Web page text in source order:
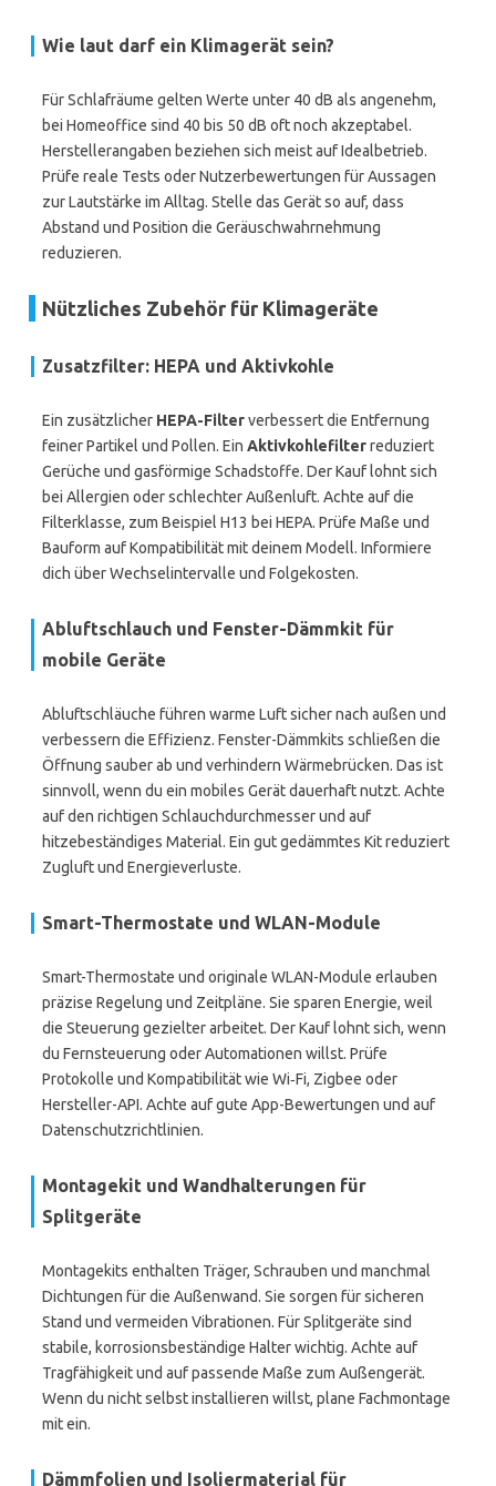
Wie laut darf ein Klimagerät sein?
Für Schlafräume gelten Werte unter 40 dB als angenehm,
bei Homeoffice sind 40 bis 50 dB oft noch akzeptabel.
Herstellerangaben beziehen sich meist auf Idealbetrieb.
Prüfe reale Tests oder Nutzerbewertungen für Aussagen
zur Lautstärke im Alltag. Stelle das Gerät so auf, dass
Abstand und Position die Geräuschwahrnehmung
reduzieren.
Nützliches Zubehör für Klimageräte
Zusatzfilter: HEPA und Aktivkohle
Ein zusätzlicher HEPA-Filterverbessert die Entfernung
feiner Partikel und Pollen. Ein Aktivkohlefilterreduziert
Gerüche und gasförmige Schadstoffe. Der Kauf lohnt sich
bei Allergien oder schlechter Außenluft. Achte auf die
Filterklasse, zum Beispiel H13 bei HEPA. Prüfe Maße und
Bauform auf Kompatibilität mit deinem Modell. Informiere
dich über Wechselintervalle und Folgekosten.
Abluftschlauch und Fenster-Dämmkit für
mobile Geräte
Abluftschläuche führen warme Luft sicher nach außen und
verbessern die Effizienz. Fenster-Dämmkits schließen die
Öffnung sauber ab und verhindern Wärmebrücken. Das ist
sinnvoll, wenn du ein mobiles Gerät dauerhaft nutzt. Achte
auf den richtigen Schlauchdurchmesser und auf
hitzebeständiges Material. Ein gut gedämmtes Kit reduziert
Zugluft und Energieverluste.
Smart-Thermostate und WLAN-Module
Smart-Thermostate und originale WLAN-Module erlauben
präzise Regelung und Zeitpläne. Sie sparen Energie, weil
die Steuerung gezielter arbeitet. Der Kauf lohnt sich, wenn
du Fernsteuerung oder Automationen willst. Prüfe
Protokolle und Kompatibilität wie Wi‑Fi, Zigbee oder
Hersteller-API. Achte auf gute App-Bewertungen und auf
Datenschutzrichtlinien.
Montagekit und Wandhalterungen für
Splitgeräte
Montagekits enthalten Träger, Schrauben und manchmal
Dichtungen für die Außenwand. Sie sorgen für sicheren
Stand und vermeiden Vibrationen. Für Splitgeräte sind
stabile, korrosionsbeständige Halter wichtig. Achte auf
Tragfähigkeit und auf passende Maße zum Außengerät.
Wenn du nicht selbst installieren willst, plane Fachmontage
mit ein.
Dämmfolien und Isoliermaterial für